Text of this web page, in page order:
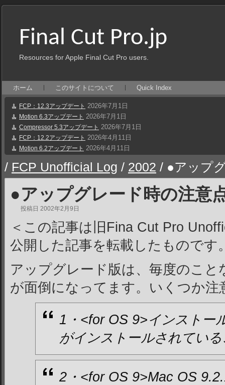
Final Cut Pro.jp
Resources for Apple Final Cut Pro users.
ホーム このサイトについて Quick Index
FCP：12.3アップデート 2026年7月1日
Motion 6.3アップデート 2026年7月1日
Compressor 5.3アップデート 2026年7月1日
FCP：12.2アップデート 2026年4月11日
Motion 6.2アップデート 2026年4月11日
/ FCP Unofficial Log / 2002 / ●アップ
●アップグレード時の注意
投稿日 2002年2月9日
＜この記事は旧Fina Cut Pro
公開した記事を転載したものです
アップグレード版は、毎度のこ
が面倒になってます。いくつか注
1・<for OS 9>インストー
がインストールされてい
2・<for OS 9>Mac OS